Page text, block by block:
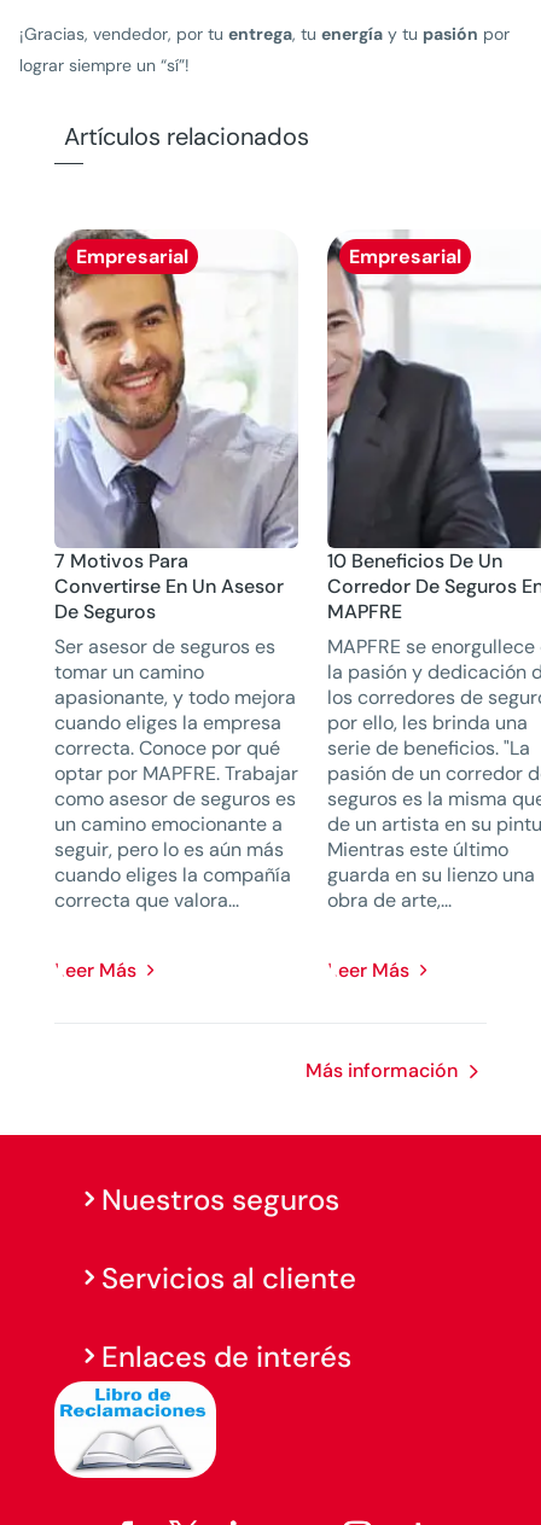
¡Gracias, vendedor, por tu entrega, tu energía y tu pasión por
lograr siempre un “sí”!
Artículos relacionados
Empresarial
7 Motivos Para
Convertirse En Un Asesor
De Seguros
Ser asesor de seguros es
tomar un camino
apasionante, y todo mejora
cuando eliges la empresa
correcta. Conoce por qué
optar por MAPFRE. Trabajar
como asesor de seguros es
un camino emocionante a
seguir, pero lo es aún más
cuando eliges la compañía
correcta que valora...
Leer Más
Empresarial
10 Beneficios De Un
Corredor De Seguros
MAPFRE
MAPFRE se
la pasión y dedicación
los corredores de
por ello, les brinda una
serie de beneficios. "La
pasión de un corredor
seguros es la misma
de un artista en su
Mientras este último
guarda en su lienzo una
obra de arte,...
Leer Más
Más información
Nuestros seguros
Servicios al cliente
Enlaces de interés